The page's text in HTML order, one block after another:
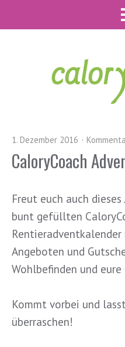
1. Dezember 2016
CaloryCoach
Freut euch auch
bunt gefüllten
Angeboten und
Wohlbefinden und eure
Kommt vorbei und
überraschen!